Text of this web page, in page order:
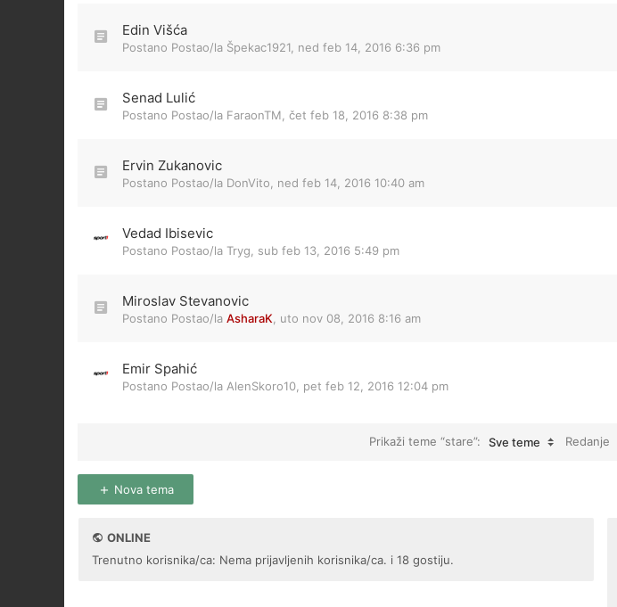
Edin Višća
Postano Postao/la Špekac1921 ned feb 14, 2016 6:36 pm
Senad Lulić
Postano Postao/la FaraonTM čet feb 18, 2016 8:38 pm
Ervin Zukanovic
Postano Postao/la DonVito ned feb 14, 2016 10:40 am
Vedad Ibisevic
Postano Postao/la Tryg sub feb 13, 2016 5:49 pm
Miroslav Stevanovic
Postano Postao/la AsharaK uto nov 08, 2016 8:16 am
Emir Spahić
Postano Postao/la AlenSkoro10 pet feb 12, 2016 12:04 pm
Prikaži teme “stare”: Sve teme Redanje
Nova tema
ONLINE
Trenutno korisnika/ca: Nema prijavljenih korisnika/ca. i 18 gostiju.